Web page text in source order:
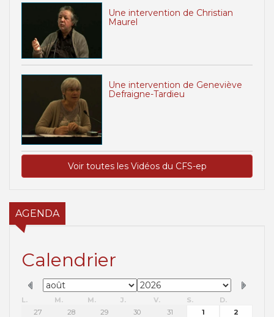
Une intervention de Christian
Maurel
Une intervention de Geneviève
Defraigne-Tardieu
Voir toutes les Vidéos du CFS-ep
AGENDA
Calendrier
L. M. M. J. V. S.
D.
27
28 29 30 31 1
2